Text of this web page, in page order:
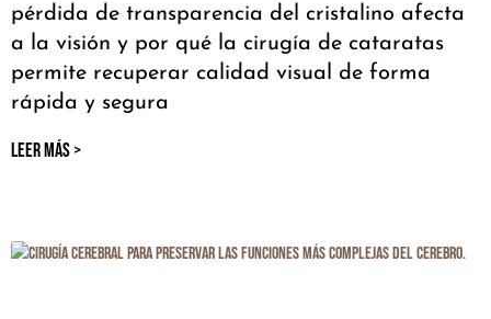
pérdida de transparencia del cristalino afecta
a la visión y por qué la cirugía de cataratas
permite recuperar calidad visual de forma
rápida y segura
LEER MÁS >